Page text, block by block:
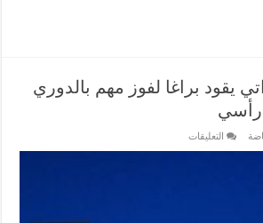
يقود براغا لفوز مهم بالدوري
رأسي
التعليقات